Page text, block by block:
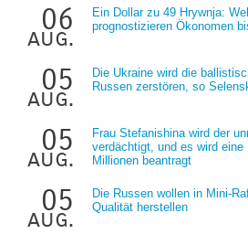
06
aug.
Ein Dollar zu 49 Hrywnja:
prognostizieren Ökonomen
05
aug.
Die Ukraine wird die
Russen zerstören, so
05
aug.
Frau Stefanishina wird der
verdächtigt, und es wird
Millionen beantragt
05
aug.
Die Russen wollen in Mini-
Qualität herstellen